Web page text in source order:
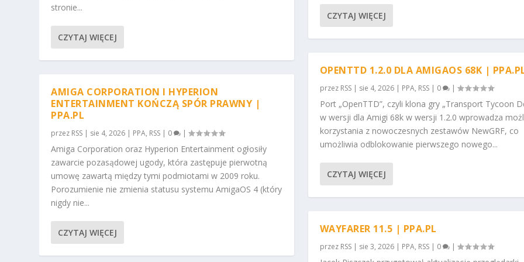
stronie...
CZYTAJ WIĘCEJ
AMIGA CORPORATION I HYPERION
ENTERTAINMENT KOŃCZĄ SPÓR PRAWNY |
PPA.PL
przez RSS | sie 4, 2026 | PPA, RSS | 0 |
Amiga Corporation oraz Hyperion Entertainment ogłosiły
zawarcie pozasądowej ugody, która zastępuje pierwotną
umowę zawartą między tymi podmiotami w 2009 roku.
Porozumienie nie zmienia statusu systemu AmigaOS 4 (który
nigdy nie...
CZYTAJ WIĘCEJ
CZYTAJ WIĘCEJ
OPENTTD 1.2.0 DLA AMIGAOS 68K |
przez RSS| sie 4, 2026| PPA, RSS| 0 |
Port „OpenTTD”, czyli klona gry „Transport Tycoon
w wersji dla Amigi 68k w wersji 1.2.0 wprowadza
korzystania z nowoczesnych zestawów NewGRF, co
umożliwia odblokowanie pierwszego nowego...
CZYTAJ WIĘCEJ
WAYFARER 11.5 | PPA.PL
przez RSS| sie 3, 2026| PPA, RSS| 0 |